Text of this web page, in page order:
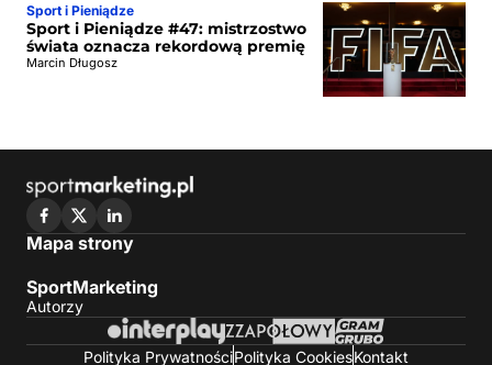
Sport i Pieniądze
Sport i Pieniądze #47: mistrzostwo
świata oznacza rekordową premię
Marcin Długosz
Mapa strony
SportMarketing
Autorzy
Polityka PrywatnościPolityka CookiesKontakt